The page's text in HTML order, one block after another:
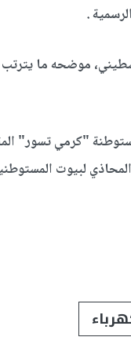
.
موضحه ما
"كرمي تسور"
لبيوت